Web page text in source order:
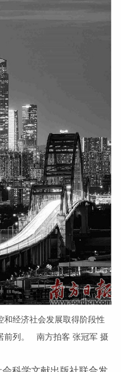
和经济社会发展取得阶段性
前列。 南方拍客 张冠军 摄